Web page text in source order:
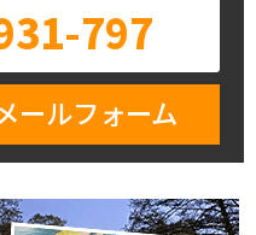
797
ールフォーム